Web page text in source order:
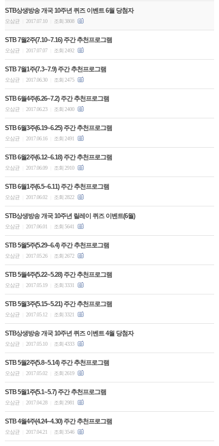
STB상생방송 개국 10주년 퀴즈 이벤트 6월 당첨자
오삼균 2017.07.10 조회 3808
STB 7월2주(7.10~7.16) 주간 추천프로그램
오삼균 2017.07.07 조회 2492
STB 7월1주(7.3~7.9) 주간 추천프로그램
오삼균 2017.06.30 조회 2475
STB 6월4주(6.26~7.2) 주간 추천프로그램
오삼균 2017.06.23 조회 2400
STB 6월3주(6.19~6.25) 주간 추천프로그램
오삼균 2017.06.16 조회 2491
STB 6월2주(6.12~6.18) 주간 추천프로그램
오삼균 2017.06.09 조회 2910
STB 6월1주(6.5~6.11) 주간 추천프로그램
오삼균 2017.06.02 조회 2822
STB상생방송 개국 10주년 릴레이 퀴즈 이벤트(6월)
오삼균 2017.06.01 조회 5641
STB 5월5주(5.29~6.4) 주간 추천프로그램
오삼균 2017.05.26 조회 2672
STB 5월4주(5.22~5.28) 주간 추천프로그램
오삼균 2017.05.19 조회 3331
STB 5월3주(5.15~5.21) 주간 추천프로그램
오삼균 2017.05.12 조회 3321
STB상생방송 개국 10주년 퀴즈 이벤트 4월 당첨자
오삼균 2017.05.10 조회 4333
STB 5월2주(5.8~5.14) 주간 추천프로그램
오삼균 2017.05.02 조회 2619
STB 5월1주(5.1~5.7) 주간 추천프로그램
오삼균 2017.04.28 조회 2981
STB 4월4주(4.24~4.30) 주간 추천프로그램
오삼균 2017.04.21 조회 3546